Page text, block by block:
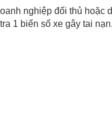
nghiệp đối thủ hoặc
1 biển số xe gây tai